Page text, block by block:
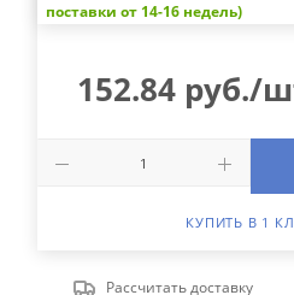
поставки от 14-16 недель)
152.84руб./
КУПИТЬ В 1
Рассчитать доставку